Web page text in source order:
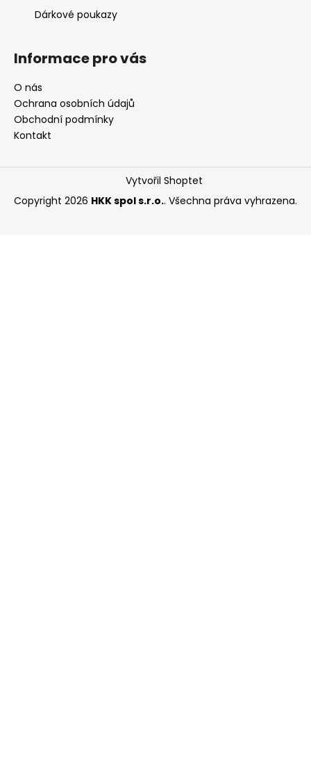
Dárkové poukazy
Informace pro vás
O nás
Ochrana osobních údajů
Obchodní podmínky
Kontakt
Vytvořil Shoptet
Copyright 2026 HKK spol s.r.o.. Všechna práva vyhrazena.